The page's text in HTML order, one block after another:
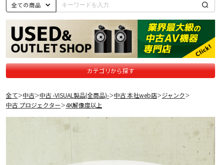
全ての商品
カテゴリから探す
全て＞中古＞中古 -VISUAL製品(全商品)-＞中古 本社web店＞ジャンク＞
中古 プロジェクター＞4K解像度以上